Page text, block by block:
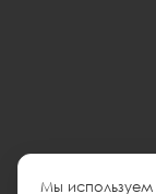
Мы используем